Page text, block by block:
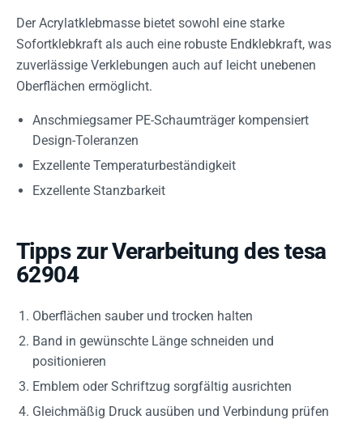
Der Acrylatklebmasse bietet sowohl eine starke
Sofortklebkraft als auch eine robuste Endklebkraft, was
zuverlässige Verklebungen auch auf leicht unebenen
Oberflächen ermöglicht.
Anschmiegsamer PE-Schaumträger kompensiert
Design-Toleranzen
Exzellente Temperaturbeständigkeit
Exzellente Stanzbarkeit
Tipps zur Verarbeitung des tesa
62904
Oberflächen sauber und trocken halten
Band in gewünschte Länge schneiden und
positionieren
Emblem oder Schriftzug sorgfältig ausrichten
Gleichmäßig Druck ausüben und Verbindung prüfen